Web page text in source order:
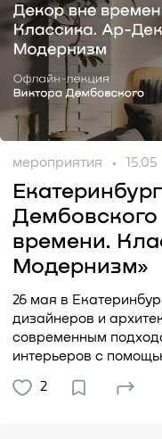
мероприятия 15.05
времени.
Модернизм»
26 мая в
дизайнеров и
современным
интерьеров с
2